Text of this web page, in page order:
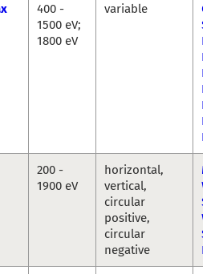
400 -
1500 eV;
1800 eV
variable
200 -
1900 eV
horizontal,
vertical,
circular
positive,
circular
negative